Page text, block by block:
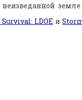
Survival: LDOE и